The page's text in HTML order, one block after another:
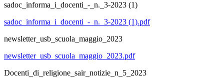
sadoc_informa_i_docenti_-_n._3-2023 (1)
sadoc_informa_i_docenti_-_n._3-2023 (1).pdf
newsletter_usb_scuola_maggio_2023
newsletter_usb_scuola_maggio_2023.pdf
Docenti_di_religione_sair_notizie_n_5_2023